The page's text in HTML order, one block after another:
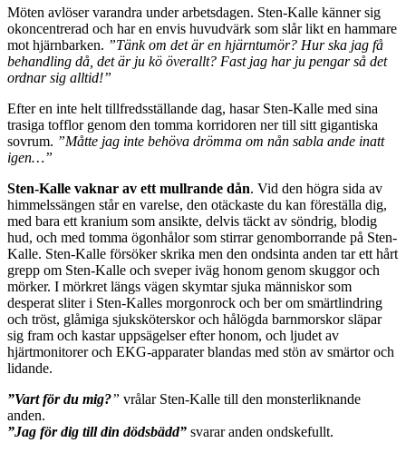
Möten avlöser varandra under arbetsdagen. Sten-Kalle känner sig
okoncentrerad och har en envis huvudvärk som slår likt en hammare
mot hjärnbarken. ”Tänk om det är en hjärntumör? Hur ska jag få
behandling då, det är ju kö överallt? Fast jag har ju pengar så det
ordnar sig alltid!”
Efter en inte helt tillfredsställande dag, hasar Sten-Kalle med sina
trasiga tofflor genom den tomma korridoren ner till sitt gigantiska
sovrum. ”Måtte jag inte behöva drömma om nån sabla ande inatt
igen…”
Sten-Kalle vaknar av ett mullrande dån. Vid den högra sida av
himmelssängen står en varelse, den otäckaste du kan föreställa dig,
med bara ett kranium som ansikte, delvis täckt av söndrig, blodig
hud, och med tomma ögonhålor som stirrar genomborrande på Sten-
Kalle. Sten-Kalle försöker skrika men den ondsinta anden tar ett hårt
grepp om Sten-Kalle och sveper iväg honom genom skuggor och
mörker. I mörkret längs vägen skymtar sjuka människor som
desperat sliter i Sten-Kalles morgonrock och ber om smärtlindring
och tröst, glåmiga sjuksköterskor och hålögda barnmorskor släpar
sig fram och kastar uppsägelser efter honom, och ljudet av
hjärtmonitorer och EKG-apparater blandas med stön av smärtor och
lidande.
”Vart för du mig?” vrålar Sten-Kalle till den monsterliknande
anden.
”Jag för dig till din dödsbädd” svarar anden ondskefullt.